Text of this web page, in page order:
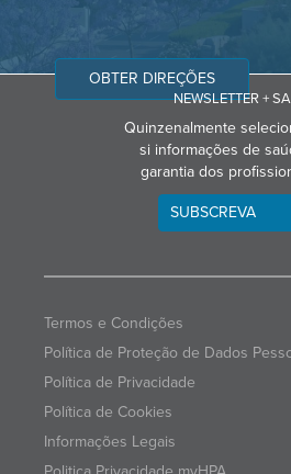
OBTER DIREÇÕES
NEWSLETTER +
Quinzenalmente
si informações de
garantia dos
SUBSCREVA
Termos e Condições
Política de Proteção de Dados
Política de Privacidade
Política de Cookies
Informações Legais